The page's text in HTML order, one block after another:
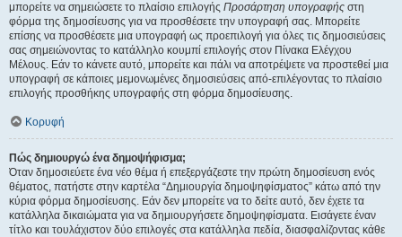
μπορείτε να σημειώσετε το πλαίσιο επιλογής Προσάρτηση υπογραφής στη
φόρμα της δημοσίευσης για να προσθέσετε την υπογραφή σας. Μπορείτε
επίσης να προσθέσετε μια υπογραφή ως προεπιλογή για όλες τις δημοσιεύσεις
σας σημειώνοντας το κατάλληλο κουμπί επιλογής στον Πίνακα Ελέγχου
Μέλους. Εάν το κάνετε αυτό, μπορείτε και πάλι να αποτρέψετε να προστεθεί μια
υπογραφή σε κάποιες μεμονωμένες δημοσιεύσεις από-επιλέγοντας το πλαίσιο
επιλογής προσθήκης υπογραφής στη φόρμα δημοσίευσης.
Κορυφή
Πώς δημιουργώ ένα δημοψήφισμα;
Όταν δημοσιεύετε ένα νέο θέμα ή επεξεργάζεστε την πρώτη δημοσίευση ενός
θέματος, πατήστε στην καρτέλα “Δημιουργία δημοψηφίσματος” κάτω από την
κύρια φόρμα δημοσίευσης. Εάν δεν μπορείτε να το δείτε αυτό, δεν έχετε τα
κατάλληλα δικαιώματα για να δημιουργήσετε δημοψηφίσματα. Εισάγετε έναν
τίτλο και τουλάχιστον δύο επιλογές στα κατάλληλα πεδία, διασφαλίζοντας κάθε